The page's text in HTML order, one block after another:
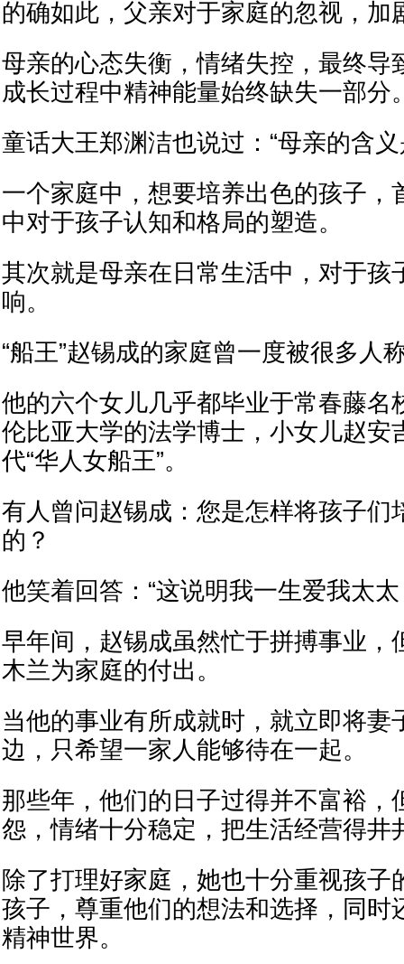
的确如此，父亲对于家庭的忽视，加
母亲的心态失衡，情绪失控，最终导
成长过程中精神能量始终缺失一部分
童话大王郑渊洁也说过：“母亲的含义
一个家庭中，想要培养出色的孩子，
中对于孩子认知和格局的塑造。
其次就是母亲在日常生活中，对于孩
响。
“船王”赵锡成的家庭曾一度被很多人
他的六个女儿几乎都毕业于常春藤名
伦比亚大学的法学博士，小女儿赵安
代“华人女船王”。
有人曾问赵锡成：您是怎样将孩子们
的？
他笑着回答：“这说明我一生爱我太
早年间，赵锡成虽然忙于拼搏事业，
木兰为家庭的付出。
当他的事业有所成就时，就立即将妻
边，只希望一家人能够待在一起。
那些年，他们的日子过得并不富裕，
怨，情绪十分稳定，把生活经营得井
除了打理好家庭，她也十分重视孩子
孩子，尊重他们的想法和选择，同时
精神世界。